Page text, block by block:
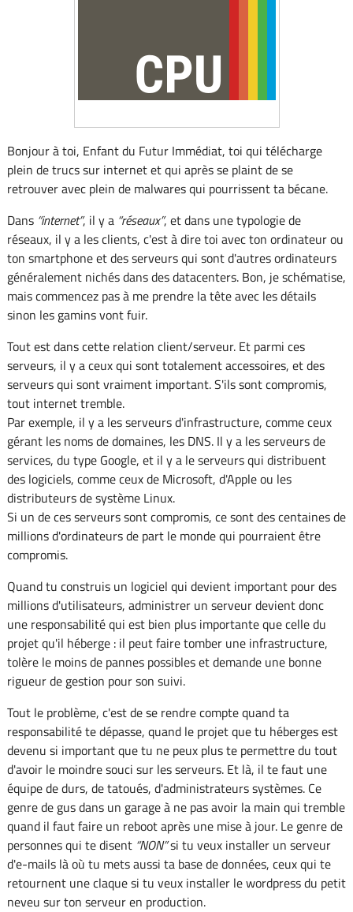
Bonjour à toi, Enfant du Futur Immédiat, toi qui télécharge
plein de trucs sur internet et qui après se plaint de se
retrouver avec plein de malwaresqui pourrissent ta bécane.
Dans internet , il y a réseaux , et dans une typologie de
réseaux, il y a les clients, c'est à dire toi avec ton ordinateur ou
ton smartphone et des serveurs qui sont d'autres ordinateurs
généralement nichés dans des datacenters. Bon, je schématise,
mais commencez pas à me prendre la tête avec les détails
sinon les gamins vont fuir.
Tout est dans cette relation client/serveur. Et parmi ces
serveurs, il y a ceux qui sont totalement accessoires, et des
serveurs qui sont vraiment important. S'ils sont compromis,
tout internet tremble.
Par exemple, il y a les serveurs d'infrastructure, comme ceux
gérant les noms de domaines, les DNS. Il y a les serveurs de
services, du type Google, et il y a le serveurs qui distribuent
des logiciels, comme ceux de Microsoft, d'Apple ou les
distributeurs de système Linux.
Si un de ces serveurs sont compromis, ce sont des centaines de
millions d'ordinateurs de part le monde qui pourraient être
compromis.
Quand tu construis un logiciel qui devient important pour des
millions d'utilisateurs, administrer un serveur devient donc
une responsabilité qui est bien plus importante que celle du
projet qu'il héberge : il peut faire tomber une infrastructure,
tolère le moins de pannes possibles et demande une bonne
rigueur de gestion pour son suivi.
Tout le problème, c'est de se rendre compte quand ta
responsabilité te dépasse, quand le projet que tu héberges est
devenu si important que tu ne peux plus te permettre du tout
d'avoir le moindre souci sur les serveurs. Et là, il te faut une
équipe de durs, de tatoués, d'administrateurs systèmes. Ce
genre de gus dans un garage à ne pas avoir la main qui tremble
quand il faut faire un reboot après une mise à jour. Le genre de
personnes qui te disent NON si tu veux installer un serveur
d'e-mails là où tu mets aussi ta base de données, ceux qui te
retournent une claque si tu veux installer le wordpress du petit
neveu sur ton serveur en production.